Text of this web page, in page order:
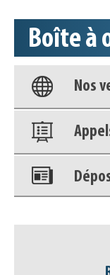
Boîte à
Base
Nos